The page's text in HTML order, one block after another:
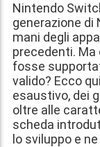
Nintendo
generazione di
mani degli
precedenti.
fosse
valido? Ecco
esaustivo, dei
oltre alle
scheda
lo sviluppo e